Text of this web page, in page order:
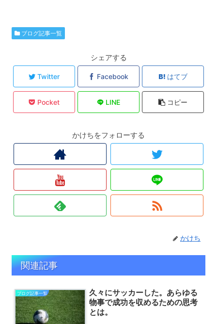
ブログ記事一覧
シェアする
Twitter Facebook はてブ
Pocket LINE コピー
かけちをフォローする
かけち
関連記事
ブログ記事一覧
久々にサッカーした。あらゆる
物事で成功を収めるための思考
とは。